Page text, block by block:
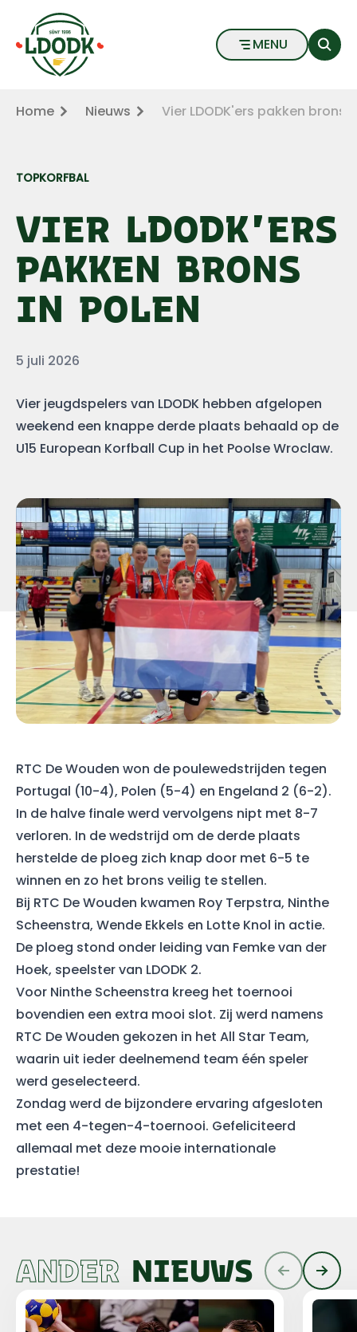
Naar hoofdinhoud
Naar voettekst
Vier LDODK'ers pakken brons in Polen - LDODK
MENU
Home Nieuws Vier LDODK'ers pakken brons
TOPKORFBAL
VIER LDODK'ERS
PAKKEN BRONS
IN POLEN
Datum
5 juli 2026
Vier jeugdspelers van LDODK hebben afgelopen
weekend een knappe derde plaats behaald op de
U15 European Korfball Cup in het Poolse Wroclaw.
RTC De Wouden won de poulewedstrijden tegen
Portugal (10-4), Polen (5-4) en Engeland 2 (6-2).
In de halve finale werd vervolgens nipt met 8-7
verloren. In de wedstrijd om de derde plaats
herstelde de ploeg zich knap door met 6-5 te
winnen en zo het brons veilig te stellen.
Bij RTC De Wouden kwamen Roy Terpstra, Ninthe
Scheenstra, Wende Ekkels en Lotte Knol in actie.
De ploeg stond onder leiding van Femke van der
Hoek, speelster van LDODK 2.
Voor Ninthe Scheenstra kreeg het toernooi
bovendien een extra mooi slot. Zij werd namens
RTC De Wouden gekozen in het All Star Team,
waarin uit ieder deelnemend team één speler
werd geselecteerd.
Zondag werd de bijzondere ervaring afgesloten
met een 4-tegen-4-toernooi. Gefeliciteerd
allemaal met deze mooie internationale
prestatie!
ANDER NIEUWS